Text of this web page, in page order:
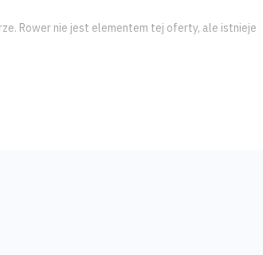
Rower nie jest elementem tej oferty, ale istnieje